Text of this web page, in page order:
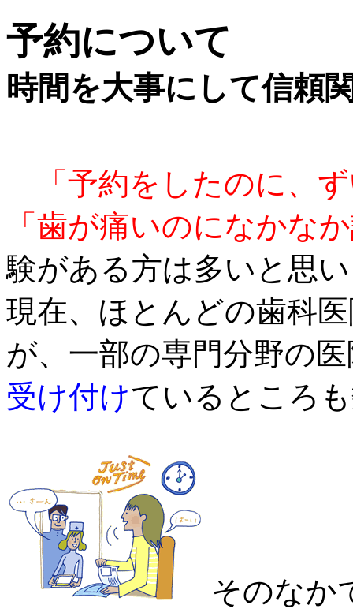
予約について
時間を大事にして信頼
「予約をしたのに、
「歯が痛いのになかな
験がある方は多いと思
現在、ほとんどの歯科
が、一部の専門分野の
受け付けているところ
そのなか